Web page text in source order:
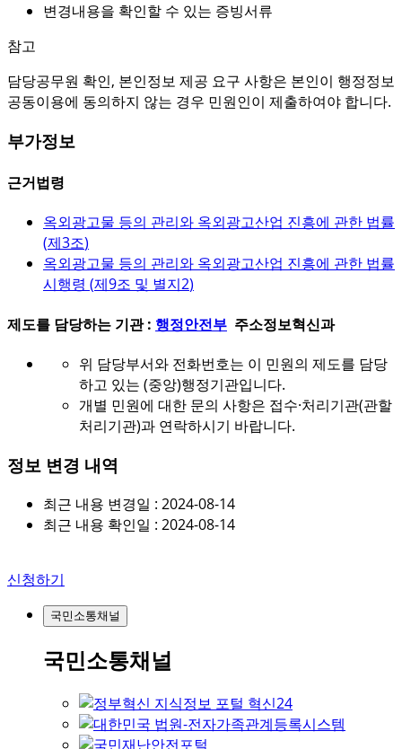
변경내용을 확인할 수 있는 증빙서류
참고
담당공무원 확인, 본인정보 제공 요구 사항은 본인이 행정정보
공동이용에 동의하지 않는 경우 민원인이 제출하여야 합니다.
부가정보
근거법령
옥외광고물 등의 관리와 옥외광고산업 진흥에 관한 법률
(제3조)
옥외광고물 등의 관리와 옥외광고산업 진흥에 관한 법률
시행령 (제9조 및 별지2)
제도를 담당하는 기관 : 행정안전부 주소정보혁신과
위 담당부서와 전화번호는 이 민원의 제도를 담당
하고 있는 (중앙)행정기관입니다.
개별 민원에 대한 문의 사항은 접수·처리기관(관할
처리기관)과 연락하시기 바랍니다.
정보 변경 내역
최근 내용 변경일 : 2024-08-14
최근 내용 확인일 : 2024-08-14
신청하기
국민소통채널
국민소통채널